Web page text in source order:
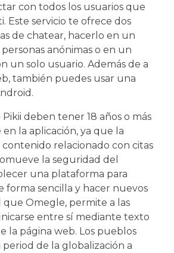
con todos los usuarios que
Este servicio te ofrece dos
de chatear, hacerlo en un
anónimas o en un
un solo usuario. Además de a
también puedes usar una
Pikii deben tener 18 años o más
en la aplicación, ya que la
relacionado con citas
la seguridad del
una plataforma para
forma sencilla y hacer nuevos
que Omegle, permite a las
entre sí mediante texto
la página web. Los pueblos
de la globalización a